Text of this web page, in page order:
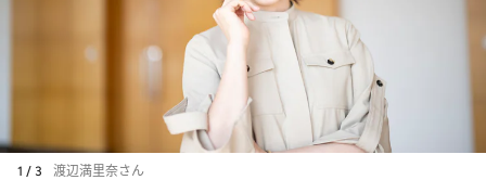
1 / 3 渡辺満里奈さん